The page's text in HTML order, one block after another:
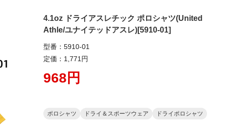
4.1oz ドライアスレチック ポロシャツ(United
Athle/ユナイテッドアスレ)[5910-01]
型番：5910-01
定価：1,771円
968円
ポロシャツ ドライ＆スポーツウェア ドライポロシャツ